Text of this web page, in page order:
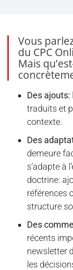
Vous
du CPC
Mais
Des ajouts:
traduits et
contexte.
Des
demeure
s’adapte à
doctrine:
références
structure
Des
récents
newsletter
les